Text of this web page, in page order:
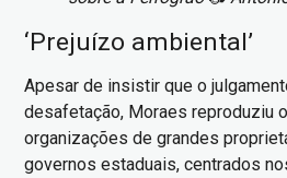
‘Prejuízo ambiental’
Apesar de insistir que o
desafetação, Moraes reproduziu
organizações de grandes
governos estaduais, centrados